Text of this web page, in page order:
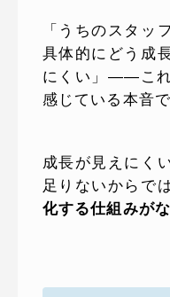
「うちのスタッ
具体的にどう成
にくい」——こ
感じている本音で
成長が見えにく
足りないからで
化する仕組みが